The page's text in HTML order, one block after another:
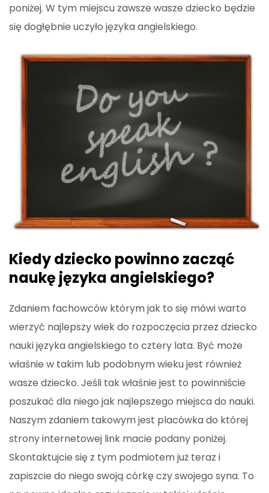
poniżej. W tym miejscu zawsze wasze dziecko będzie
się dogłębnie uczyło języka angielskiego.
Kiedy dziecko powinno zacząć
naukę języka angielskiego?
Zdaniem fachowców którym jak to się mówi warto
wierzyć najlepszy wiek do rozpoczęcia przez dziecko
nauki języka angielskiego to cztery lata. Być może
właśnie w takim lub podobnym wieku jest również
wasze dziecko. Jeśli tak właśnie jest to powinniście
poszukać dla niego jak najlepszego miejsca do nauki.
Naszym zdaniem takowym jest placówka do której
strony internetowej link macie podany poniżej.
Skontaktujcie się z tym podmiotem już teraz i
zapiszcie do niego swoją córkę czy swojego syna. To